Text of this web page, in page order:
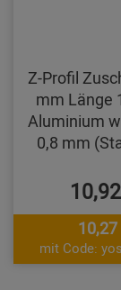
Z-Profil
mm Länge
Aluminium
0,8 mm
10,27
mit Code: